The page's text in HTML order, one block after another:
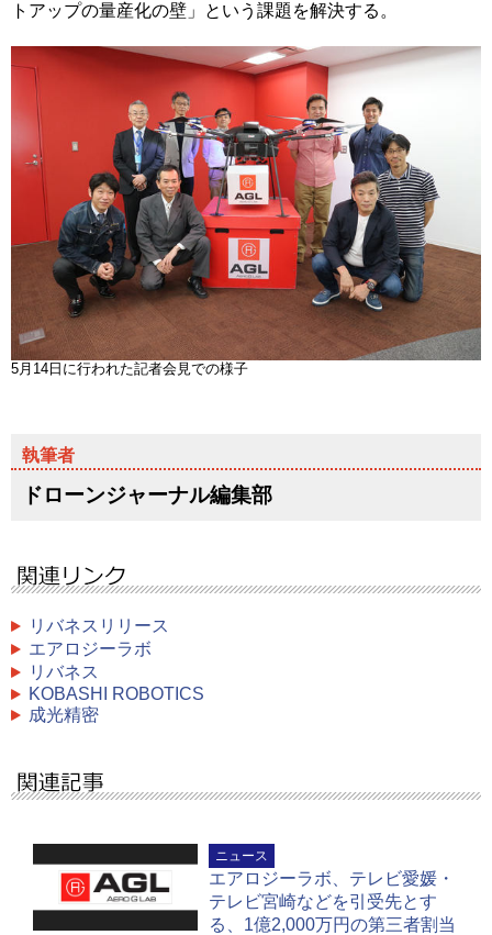
トアップの量産化の壁」という課題を解決する。
5月14日に行われた記者会見での様子
ドローンジャーナル編集部
リバネスリリース
エアロジーラボ
リバネス
KOBASHI ROBOTICS
成光精密
ニュース
エアロジーラボ、テレビ愛媛・
テレビ宮崎などを引受先とす
る、1億2,000万円の第三者割当